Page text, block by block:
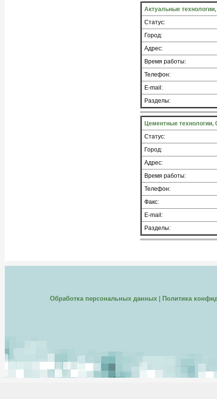
Актуальные
Статус:
Город:
Адрес:
Время работы:
Телефон:
E-mail:
Разделы:
Цементные технологии,
Статус:
Город:
Адрес:
Время работы:
Телефон:
Факс:
E-mail:
Разделы:
Обработка персональных данных| Политика